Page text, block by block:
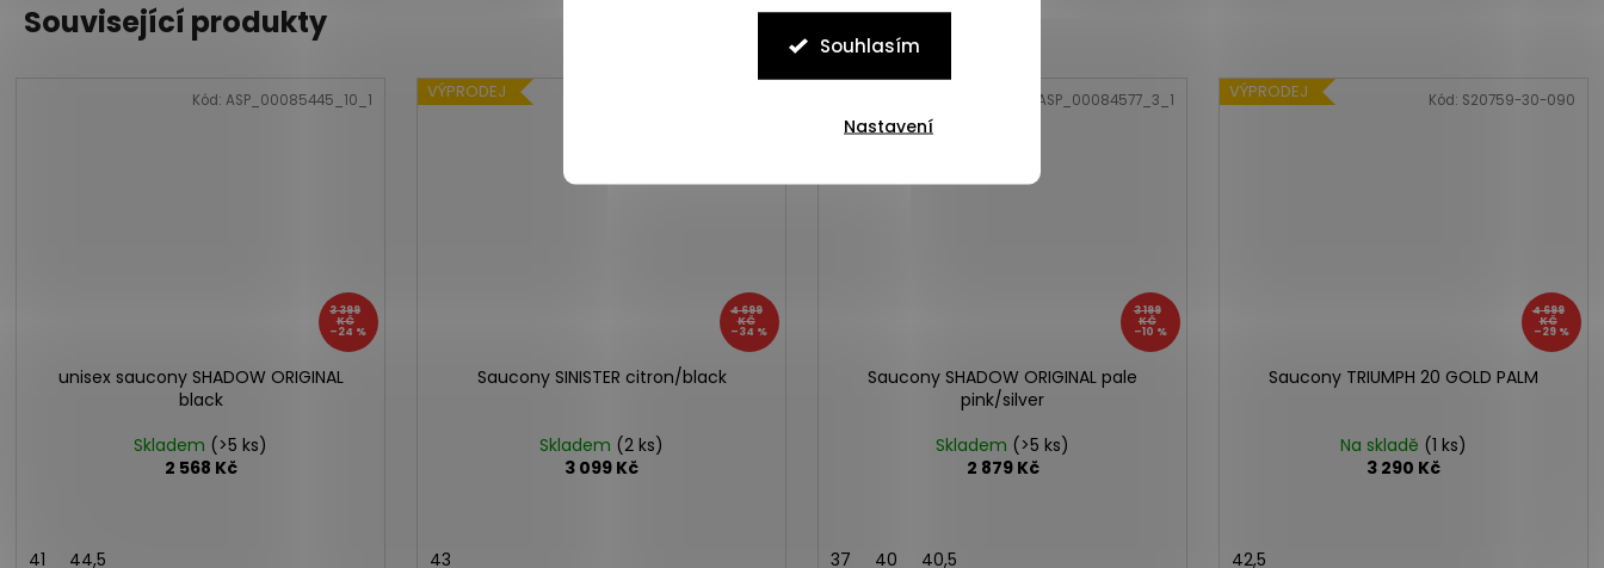
Souhlasím
Nastavení
Související produkty
3 399
KČ
–24 %
unisex saucony SHADOW ORIGINAL
black
Skladem (>5 ks)
2 568 Kč
41 44,5
Kód: ASP_00085445_10_1 VÝPRODEJ
4 699
KČ
–34 %
Saucony SINISTER citron/black
Skladem (2 ks)
3 099 Kč
43
3 199
KČ
–10 %
Saucony SHADOW ORIGINAL pale
pink/silver
Skladem (>5 ks)
2 879 Kč
37 40 40,5
ASP_00084577_3_1 VÝPRODEJ
4 699
KČ
–29 %
Saucony TRIUMPH 20 GOLD PALM
Na skladě (1 ks)
3 290 Kč
42,5
Kód: S20759-30-090